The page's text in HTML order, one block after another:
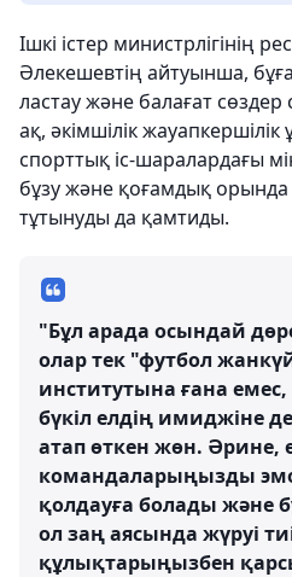
Ішкі істер министрлігінің
Әлекешевтің айтуынша,
ластау және балағат
ақ, әкімшілік
спорттық іс-шаралардағы
бұзу және қоғамдық орында
тұтынуды да қамтиды.
"Бұл арада осындай
олар тек "футбол
институтына ғана
бүкіл елдің имиджіне де
атап өткен жөн. Әрине,
командаларыңызды
қолдауға болады және
ол заң аясында жүруі
құлықтарыңызбен